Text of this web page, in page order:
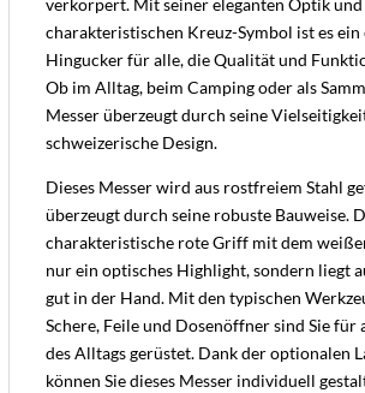
verkörpert. Mit seiner eleganten Optik und
charakteristischen Kreuz-Symbol ist es ein
Hingucker für alle, die Qualität und
Ob im Alltag, beim Camping oder als
Messer überzeugt durch seine
schweizerische Design.
Dieses Messer wird aus rostfreiem Stahl
überzeugt durch seine robuste Bauweise.
charakteristische rote Griff mit dem
nur ein optisches Highlight, sondern liegt
gut in der Hand. Mit den typischen
Schere, Feile und Dosenöffner sind Sie für
des Alltags gerüstet. Dank der optionalen
können Sie dieses Messer individuell